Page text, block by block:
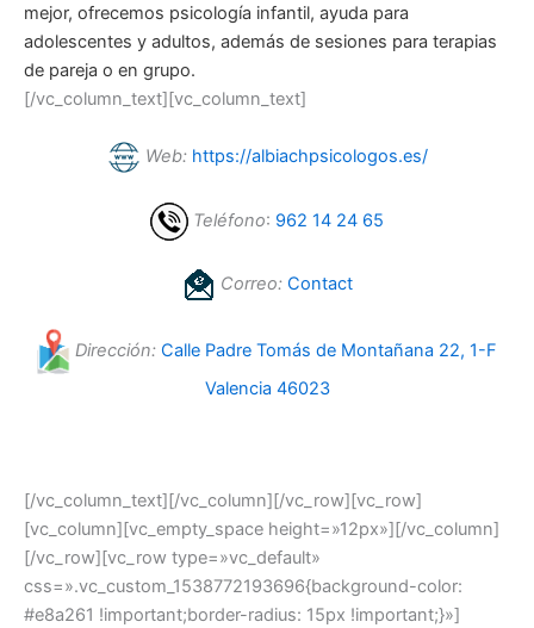
mejor, ofrecemos psicología infantil, ayuda para
adolescentes y adultos, además de sesiones para terapias
de pareja o en grupo.
[/vc_column_text][vc_column_text]
Web: https://albiachpsicologos.es/
Teléfono: 962 14 24 65
Correo: Contact
Dirección: Calle Padre Tomás de Montañana 22, 1-F
Valencia 46023
[/vc_column_text][/vc_column][/vc_row][vc_row]
[vc_column][vc_empty_space height=»12px»][/vc_column]
[/vc_row][vc_row type=»vc_default»
css=».vc_custom_1538772193696{background-color:
#e8a261 !important;border-radius: 15px !important;}»]